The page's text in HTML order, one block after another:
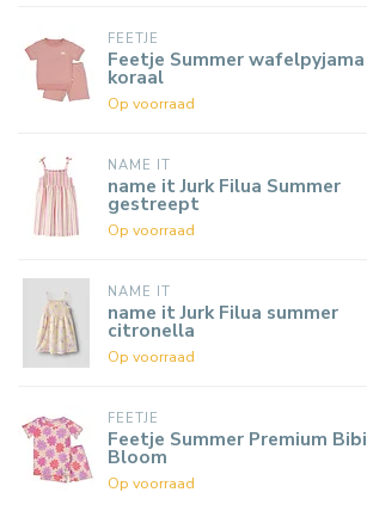
FEETJE
Feetje Summer wafelpyjama
koraal
Op voorraad
NAME IT
name it Jurk Filua Summer
gestreept
Op voorraad
NAME IT
name it Jurk Filua summer
citronella
Op voorraad
FEETJE
Feetje Summer Premium Bibi
Bloom
Op voorraad